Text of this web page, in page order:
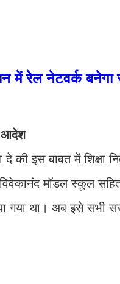
में रेल नेटवर्क बनेगा
आदेश
की इस बाबत में शिक्षा
मॉडल स्कूल
था। अब इसे सभी